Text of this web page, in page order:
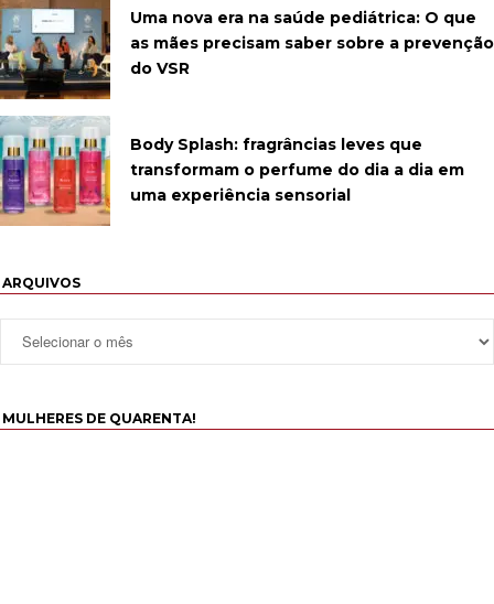
Uma nova era na saúde pediátrica: O que
as mães precisam saber sobre a prevenção
do VSR
Body Splash: fragrâncias leves que
transformam o perfume do dia a dia em
uma experiência sensorial
ARQUIVOS
MULHERES DE QUARENTA!